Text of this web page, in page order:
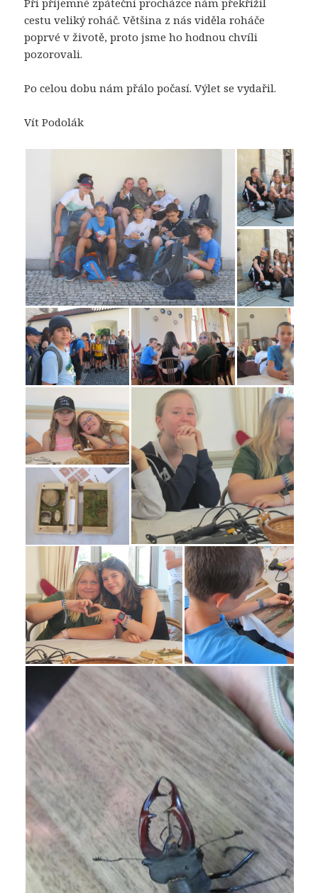
cestu veliký roháč. Většina z nás viděla roháče
poprvé v životě, proto jsme ho hodnou chvíli
pozorovali.
Po celou dobu nám přálo počasí. Výlet se vydařil.
Vít Podolák